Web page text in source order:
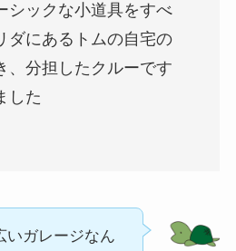
シックな小道具をすべ
ダにあるトムの自宅の
、分担したクルーです
した
いガレージなん